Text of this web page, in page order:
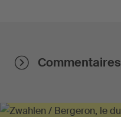
Commentaires